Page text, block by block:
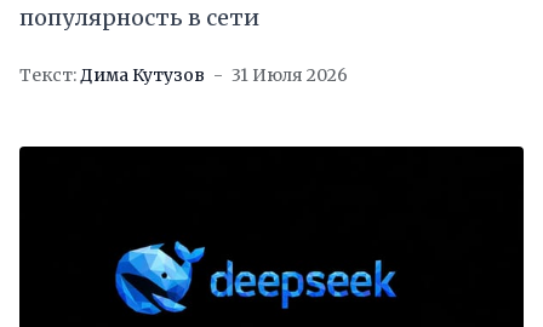
популярность в сети
Текст:Дима Кутузов 31 Июля 2026